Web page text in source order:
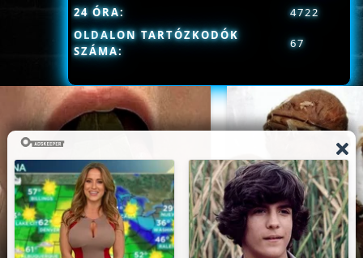
OLDALON TARTÓZKODÓK
SZÁMA:
67
24 ÓRA:
4722